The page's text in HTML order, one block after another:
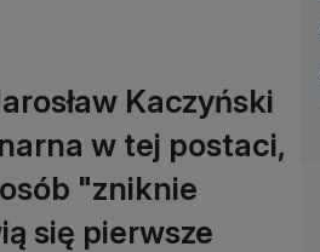
Kaczyński
w tej postaci,
"zniknie
się pierwsze